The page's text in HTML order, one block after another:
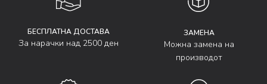
БЕСПЛАТНА ДОСТАВА
За нарачки над 2500 ден
ЗАМЕНА
Можна замена на
производот